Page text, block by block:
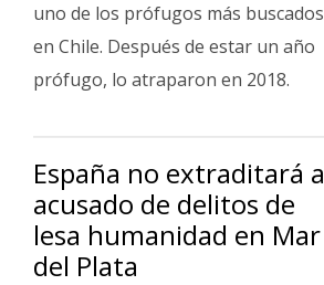
uno de los prófugos más buscados
en Chile. Después de estar un año
prófugo, lo atraparon en 2018.
España no extraditará a
acusado de delitos de
lesa humanidad en Mar
del Plata